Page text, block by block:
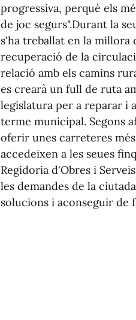
progressiva, perquè els
de joc segurs".Durant la
s'ha treballat en la millora
recuperació de la
relació amb els camins
es crearà un full de ruta
legislatura per a reparar i
terme municipal. Segons
oferir unes carreteres
accedeixen a les seues
Regidoria d'Obres i
les demandes de la
solucions i aconseguir de